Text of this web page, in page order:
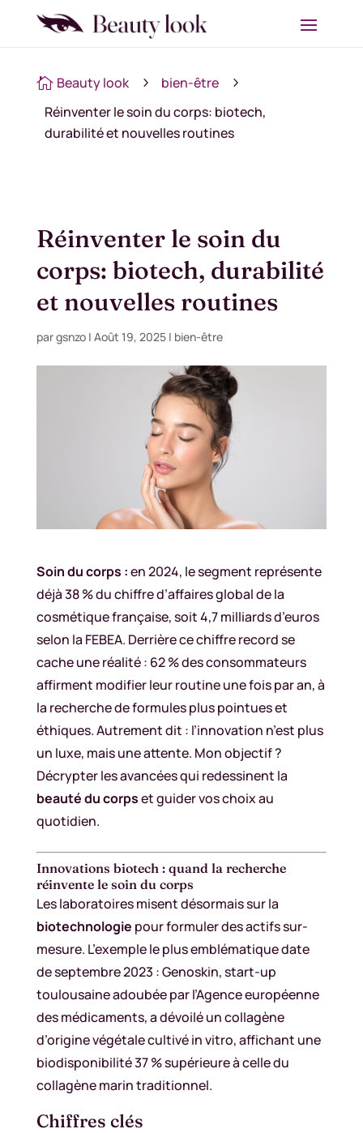
 Beauty look 5 bien-être 5
Réinventer le soin du corps: biotech,
durabilité et nouvelles routines
Réinventer le soin du
corps: biotech, durabilité
et nouvelles routines
pargsnzo| Août 19, 2025| bien-être
Soin du corps :en 2024, le segment représente
déjà 38 % du chiffre d’affaires global de la
cosmétique française, soit 4,7 milliards d’euros
selon la FEBEA. Derrière ce chiffre record se
cache une réalité : 62 % des consommateurs
affirment modifier leur routine une fois par an, à
la recherche de formules plus pointues et
éthiques. Autrement dit : l’innovation n’est plus
un luxe, mais une attente. Mon objectif ?
Décrypter les avancées qui redessinent la
beauté du corpset guider vos choix au
quotidien.
Innovations biotech : quand la recherche
réinvente le soin du corps
Les laboratoires misent désormais sur la
biotechnologie pour formuler des actifs sur-
mesure. L’exemple le plus emblématique date
de septembre 2023 : Genoskin, start-up
toulousaine adoubée par l’Agence européenne
des médicaments, a dévoilé un collagène
d’origine végétale cultivé in vitro, affichant une
biodisponibilité 37 % supérieure à celle du
collagène marin traditionnel.
Chiffres clés